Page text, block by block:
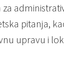
pitanja,
upravu i